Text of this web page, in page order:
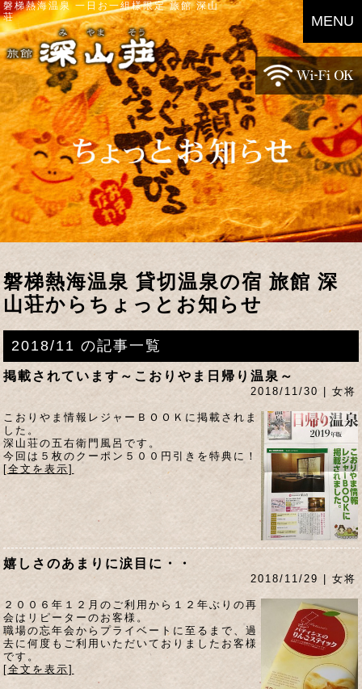
磐梯熱海温泉 一日お一組様限定 旅館 深山
荘
磐梯熱海温泉 貸切温泉の宿 旅館 深
山荘からちょっとお知らせ
2018/11 の記事一覧
掲載されています～こおりやま日帰り温泉～
2018/11/30 | 女将
こおりやま情報レジャーＢＯＯＫに掲載されま
した。
深山荘の五右衛門風呂です。
今回は５枚のクーポン５００円引きを特典に！
[全文を表示]
嬉しさのあまりに涙目に・・
2018/11/29 | 女将
２００６年１２月のご利用から１２年ぶりの再
会はリピーターのお客様。
職場の忘年会からプライベートに至るまで、過
去に何度もご利用いただいておりましたお客様
です。
[全文を表示]
MENU